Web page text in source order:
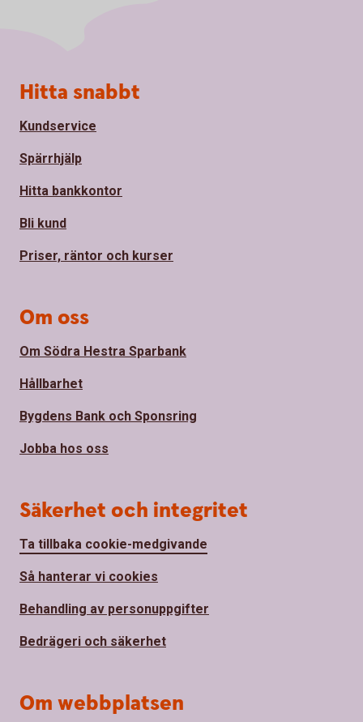
Sidfot
Hitta snabbt
Kundservice
Spärrhjälp
Hitta bankkontor
Bli kund
Priser, räntor och kurser
Om oss
Om Södra Hestra Sparbank
Hållbarhet
Bygdens Bank och Sponsring
Jobba hos oss
Säkerhet och integritet
Ta tillbaka cookie-medgivande
Så hanterar vi cookies
Behandling av personuppgifter
Bedrägeri och säkerhet
Om webbplatsen